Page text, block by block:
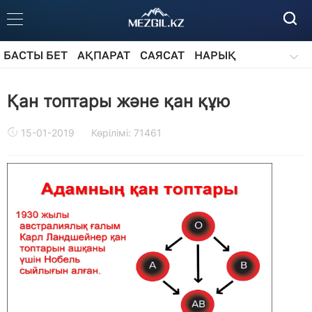
БАСТЫ БЕТ АҚПАРАТ САЯСАТ
НАРЫҚ
Қан топтары және қан құю
15-01-2019 Көрілімі: 71461